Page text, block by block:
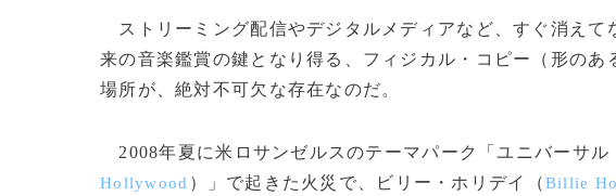
ストリーミング配信やデジタルメディアなど、すぐ消えて
来の音楽鑑賞の鍵となり得る、フィジカル・コピー（形の
場所が、絶対不可欠な存在なのだ。
2008年夏に米ロサンゼルスのテーマパーク「ユニバーサル
Hollywood ）」で起きた火災で、ビリー・ホリデイ（Billie